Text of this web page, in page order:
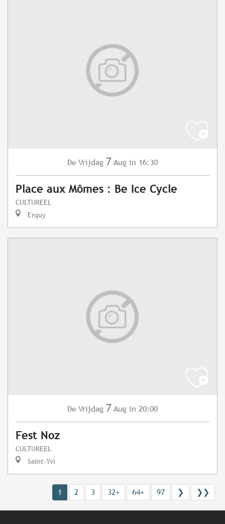
De Vrijdag 7 Aug in 16:30
Place aux Mômes : Be Ice Cycle
CULTUREEL
Erquy
De Vrijdag 7 Aug in 20:00
Fest Noz
CULTUREEL
Saint-Yvi
1 2 3 32+ 64+ 97 ❯ ❯❯